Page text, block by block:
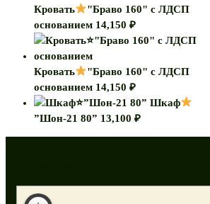
Кровать
"Браво 160" с ЛДСП
основанием 14,150 ₽
Кровать
"Браво 160" с ЛДСП
основанием 14,150 ₽
Шкаф
”Шон-21 80” 13,100 ₽